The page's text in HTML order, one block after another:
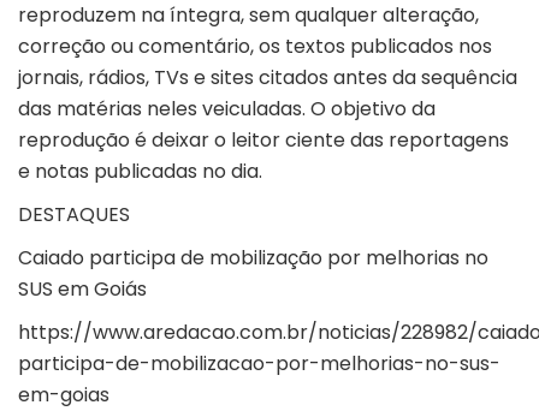
reproduzem na íntegra, sem qualquer alteração,
correção ou comentário, os textos publicados nos
jornais, rádios, TVs e sites citados antes da sequência
das matérias neles veiculadas. O objetivo da
reprodução é deixar o leitor ciente das reportagens
e notas publicadas no dia.
DESTAQUES
Caiado participa de mobilização por melhorias no
SUS em Goiás
https://www.aredacao.com.br/noticias/228982/
participa-de-mobilizacao-por-melhorias-no-sus-
em-goias